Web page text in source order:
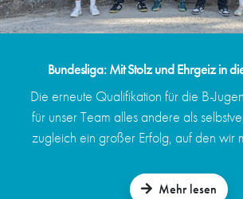
Bundesliga: Mit Stolz und Ehrgeiz in
Die erneute Qualifikation für die B-
für unser Team alles andere als
zugleich ein großer Erfolg, auf den wir
Mehr lesen